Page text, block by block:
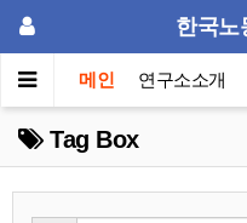
한국노
메인 연구소소개
Tag Box